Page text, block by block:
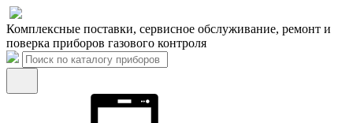
Комплексные поставки, сервисное обслуживание, ремонт и
поверка приборов газового контроля